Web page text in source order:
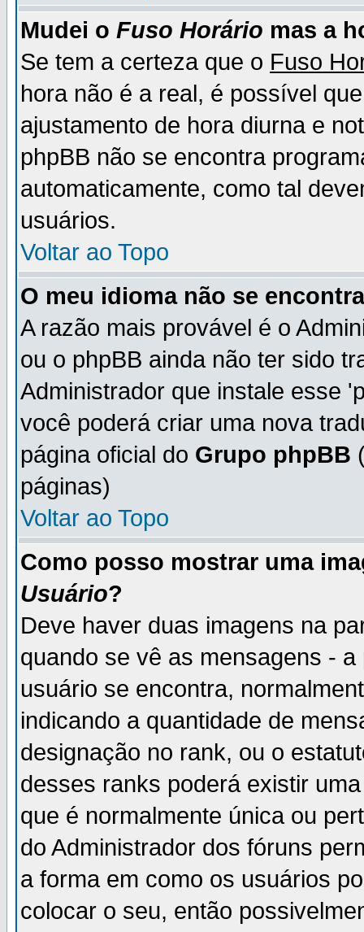
Mudei o Fuso Horário mas a
Se tem a certeza que o Fuso
hora não é a real, é possível
ajustamento de hora diurna e
phpBB não se encontra
automaticamente, como tal
usuários.
Voltar ao Topo
O meu idioma não se
A razão mais provável é o
ou o phpBB ainda não ter sido
Administrador que instale esse
você poderá criar uma nova
página oficial do Grupo phpBB
páginas)
Voltar ao Topo
Como posso mostrar uma
Usuário?
Deve haver duas imagens na
quando se vê as mensagens -
usuário se encontra,
indicando a quantidade de
designação no rank, ou o
desses ranks poderá existir
que é normalmente única ou
do Administrador dos fóruns
a forma em como os usuários
colocar o seu, então